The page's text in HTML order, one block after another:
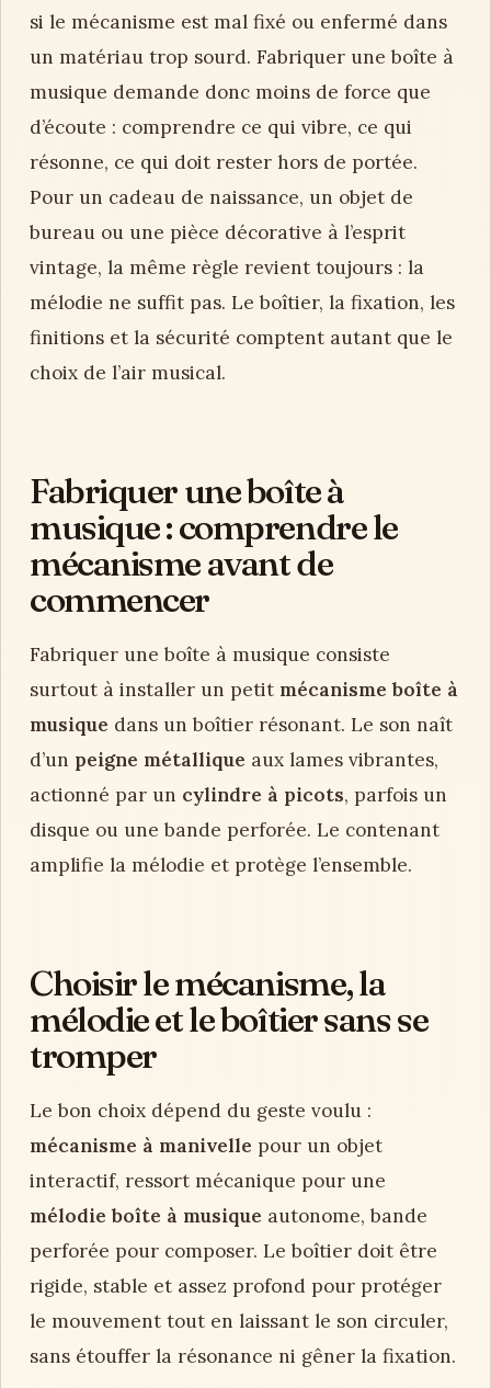
si le mécanisme est mal fixé ou enfermé dans
un matériau trop sourd. Fabriquer une boîte à
musique demande donc moins de force que
d’écoute : comprendre ce qui vibre, ce qui
résonne, ce qui doit rester hors de portée.
Pour un cadeau de naissance, un objet de
bureau ou une pièce décorative à l’esprit
vintage, la même règle revient toujours : la
mélodie ne suffit pas. Le boîtier, la fixation, les
finitions et la sécurité comptent autant que le
choix de l’air musical.
Fabriquer une boîte à
musique : comprendre le
mécanisme avant de
commencer
Fabriquer une boîte à musique consiste
surtout à installer un petit mécanisme boîte à
musique dans un boîtier résonant. Le son naît
d’un peigne métallique aux lames vibrantes,
actionné par un cylindre à picots, parfois un
disque ou une bande perforée. Le contenant
amplifie la mélodie et protège l’ensemble.
Choisir le mécanisme, la
mélodie et le boîtier sans se
tromper
Le bon choix dépend du geste voulu :
mécanisme à manivelle pour un objet
interactif, ressort mécanique pour une
mélodie boîte à musique autonome, bande
perforée pour composer. Le boîtier doit être
rigide, stable et assez profond pour protéger
le mouvement tout en laissant le son circuler,
sans étouffer la résonance ni gêner la fixation.